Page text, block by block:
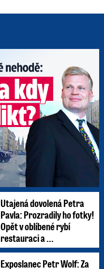
Utajená dovolená Petra
Pavla: Prozradily ho fotky!
Opět v oblíbené rybí
restauraci a ...
Exposlanec Petr Wolf: Za